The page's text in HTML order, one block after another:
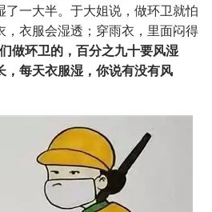
了一大半。于大姐说，做环卫就怕
，衣服会湿透；穿雨衣，里面闷得
做环卫的，百分之九十要风湿
，每天衣服湿，你说有没有风